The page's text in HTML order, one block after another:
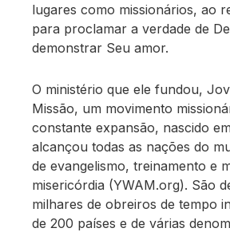
lugares como missionários, ao
para proclamar a verdade de
demonstrar Seu amor.
O ministério que ele fundou,
Missão, um movimento
constante expansão, nascido
alcançou todas as nações do
de evangelismo, treinamento e
misericórdia (YWAM.org). São
milhares de obreiros de tempo
de 200 países e de várias